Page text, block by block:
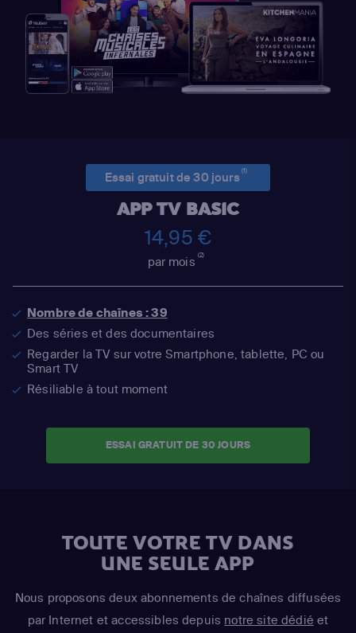
Essai gratuit de 30 jours(1)
APP TV BASIC
14,95 €
par mois(2)
Nombre de chaînes : 39
Des séries et des documentaires
Regarder la TV sur votre Smartphone, tablette, PC ou
Smart TV
Résiliable à tout moment
ESSAI GRATUIT DE 30 JOURS
TOUTE VOTRE TV DANS
UNE SEULE APP
Nous proposons deux abonnements de chaînes diffusées
par Internet et accessibles depuis notre site dédié et